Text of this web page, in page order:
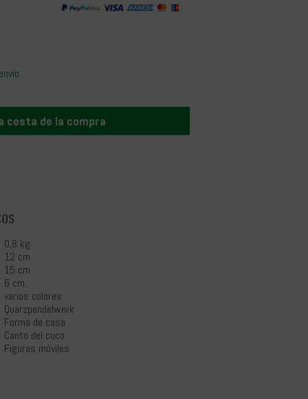
cesta de la compra
0,8 kg
12 cm
15 cm
6 cm
varios colores
Quarzpendelwerk
Forma de casa
Canto del cuco
Figuras móviles